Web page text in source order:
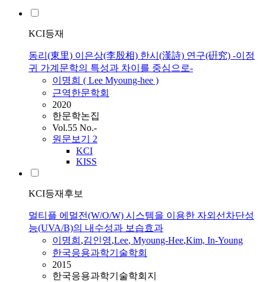
KCI등재
동리(東里) 이은상(李殷相) 한시(漢詩) 연구(硏究) -이정
귀 가계문학의 특성과 차이를 중심으로-
이명희 ( Lee Myoung-hee )
근역한문학회
2020
한문학논집
Vol.55 No.-
원문보기 2
KCI
KISS
KCI등재후보
멀티플 에멀전(W/O/W) 시스템을 이용한 자외선차단성
능(UVA/B)의 내수성과 보습효과
이명희 ,김인영,Lee, Myoung-Hee,Kim, In-Young
한국응용과학기술학회
2015
한국응용과학기술학회지